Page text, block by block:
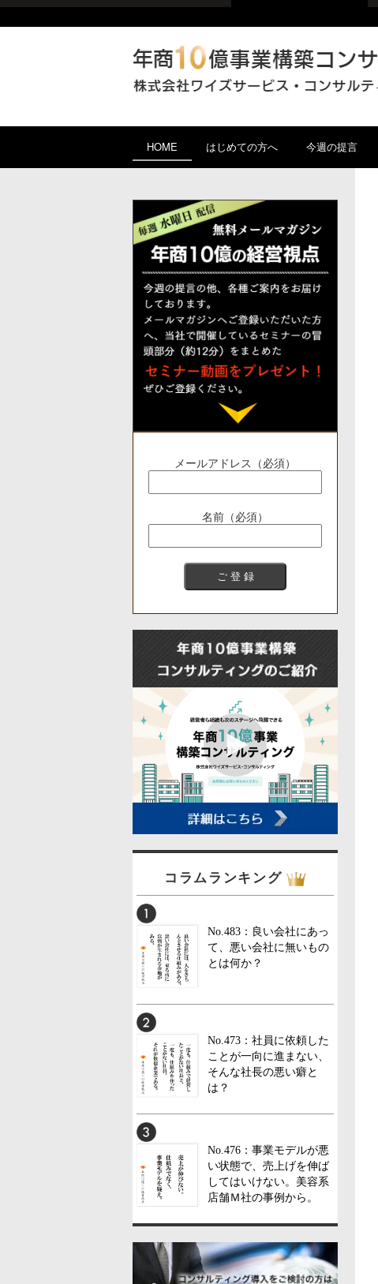
HOME はじめての方へ 今週の提言
メールアドレス（必須）
名前（必須）
コラムランキング
No.483：良い会社にあっ
て、悪い会社に無いもの
とは何か？
No.473：社員に依頼した
ことが一向に進まない、
そんな社長の悪い癖と
は？
No.476：事業モデルが悪
い状態で、売上げを伸ば
してはいけない。美容系
店舗Ｍ社の事例から。